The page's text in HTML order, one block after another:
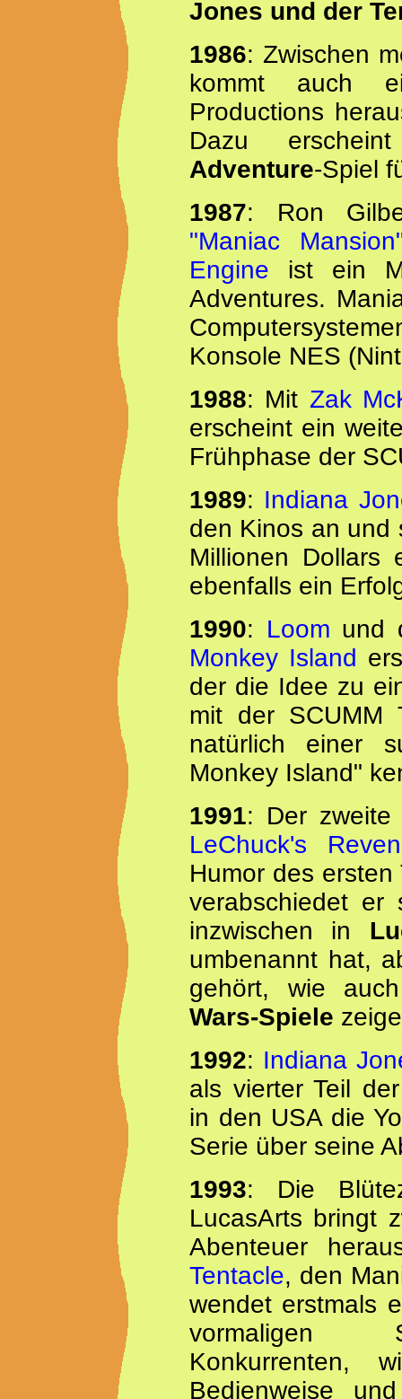
Jones und der
1986: Zwischen
kommt auch
Productions
Dazu
Adventure-Spiel
1987: Ron
"Maniac
Engine ist ein
Adventures.
Konsole NES
1988: Mit Zak
erscheint ein
Frühphase der
1989: Indiana
den Kinos an und
Millionen Dollars
ebenfalls ein
1990: Loom und
Monkey Island
der die Idee zu
mit der SCUMM
natürlich einer
Monkey Island"
1991: Der zweite
LeChuck's
Humor des
verabschiedet
inzwischen in
umbenannt hat,
gehört, wie
Wars-Spiele
1992: Indiana
als vierter Teil
in den USA die
Serie über seine
1993: Die
LucasArts bringt
Abenteuer
Tentacle, den
wendet erstmals
vormaligen
Konkurrenten,
Bedienweise